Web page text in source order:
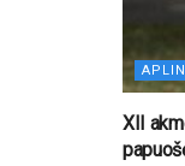
XII